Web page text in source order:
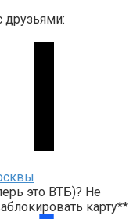
друзьями:
это ВТБ)? Не
карту**